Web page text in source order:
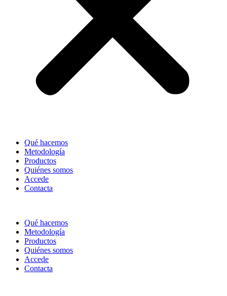
Qué hacemos
Metodología
Productos
Quiénes somos
Accede
Contacta
Qué hacemos
Metodología
Productos
Quiénes somos
Accede
Contacta